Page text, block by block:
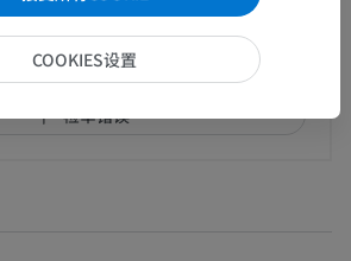
译或内容改进的建议。
检举错误
COOKIES设置